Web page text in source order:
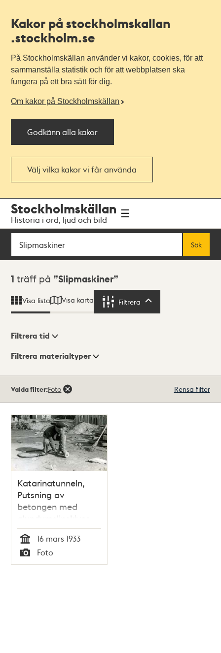
Kakor på stockholmskallan
.stockholm.se
På Stockholmskällan använder vi kakor, cookies, för att
sammanställa statistik och för att webbplatsen ska
fungera på ett bra sätt för dig.
Om kakor på Stockholmskällan
Godkänn alla kakor
Välj vilka kakor vi får använda
navigationen
huvudinnehållet
Stockholmskällan
Historia i ord, ljud och bild
Sök
Sök
Sökresultat
1 träff på Slipmaskiner
Visa lista Visa karta Filtrera
Visningsläge
Filtrera tid
Filtrera materialtyper
träffar
Valda filter:Foto Rensa filter
Katarinatunneln,
Putsning av
betongen med
alundumslipskivor
Tid
16 mars 1933
Typ
Foto